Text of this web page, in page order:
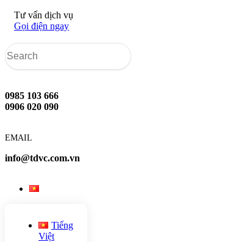
Tư vấn dịch vụ
Gọi điện ngay
0985 103 666
0906 020 090
EMAIL
info@tdvc.com.vn
Tiếng
Việt